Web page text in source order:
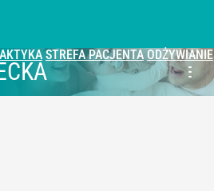
STREFA PACJENTA ODŻYWIANIE